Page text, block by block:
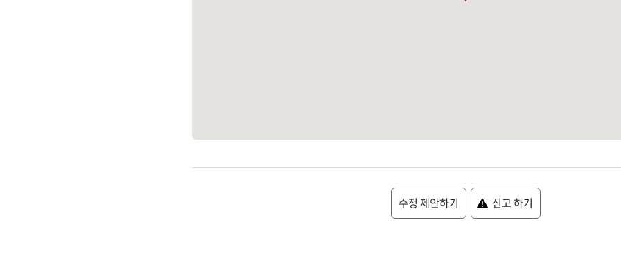
수정 제안하기 신고 하기